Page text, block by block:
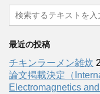
最近の投稿
チキンラーメン雑炊
論文掲載決定（
Electromagnetics